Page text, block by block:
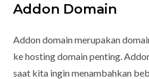
Addon Domain
Addon domain merupakan
ke hosting domain penting.
saat kita ingin menambahkan